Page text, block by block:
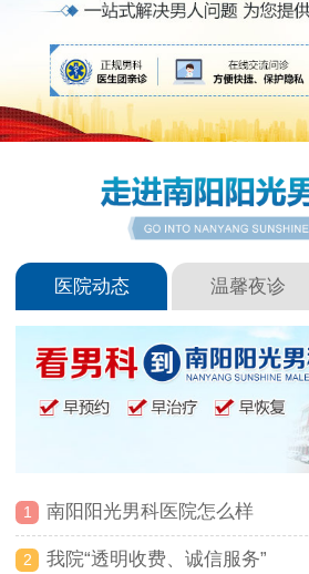
医院动态 温馨夜诊
1 南阳阳光男科医院怎么样
2 我院“透明收费、诚信服务”